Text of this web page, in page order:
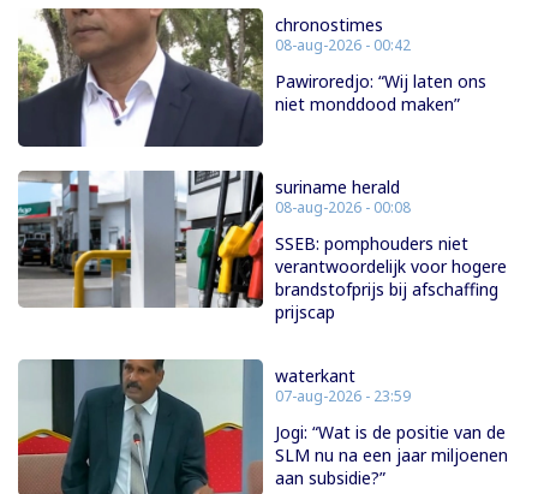
chronostimes
08-aug-2026 - 00:42
Pawiroredjo: “Wij laten ons
niet monddood maken”
suriname herald
08-aug-2026 - 00:08
SSEB: pomphouders niet
verantwoordelijk voor hogere
brandstofprijs bij afschaffing
prijscap
waterkant
07-aug-2026 - 23:59
Jogi: “Wat is de positie van de
SLM nu na een jaar miljoenen
aan subsidie?”